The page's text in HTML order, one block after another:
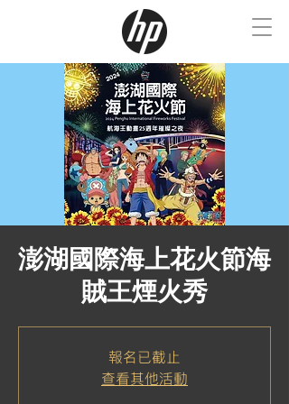
澎湖國際海上花火節海
賊王煙火秀
報名已截止
查看其他活動